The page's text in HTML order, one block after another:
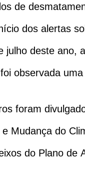
de
dos alertas
julho deste ano,
observada
foram
Mudança do
do Plano de